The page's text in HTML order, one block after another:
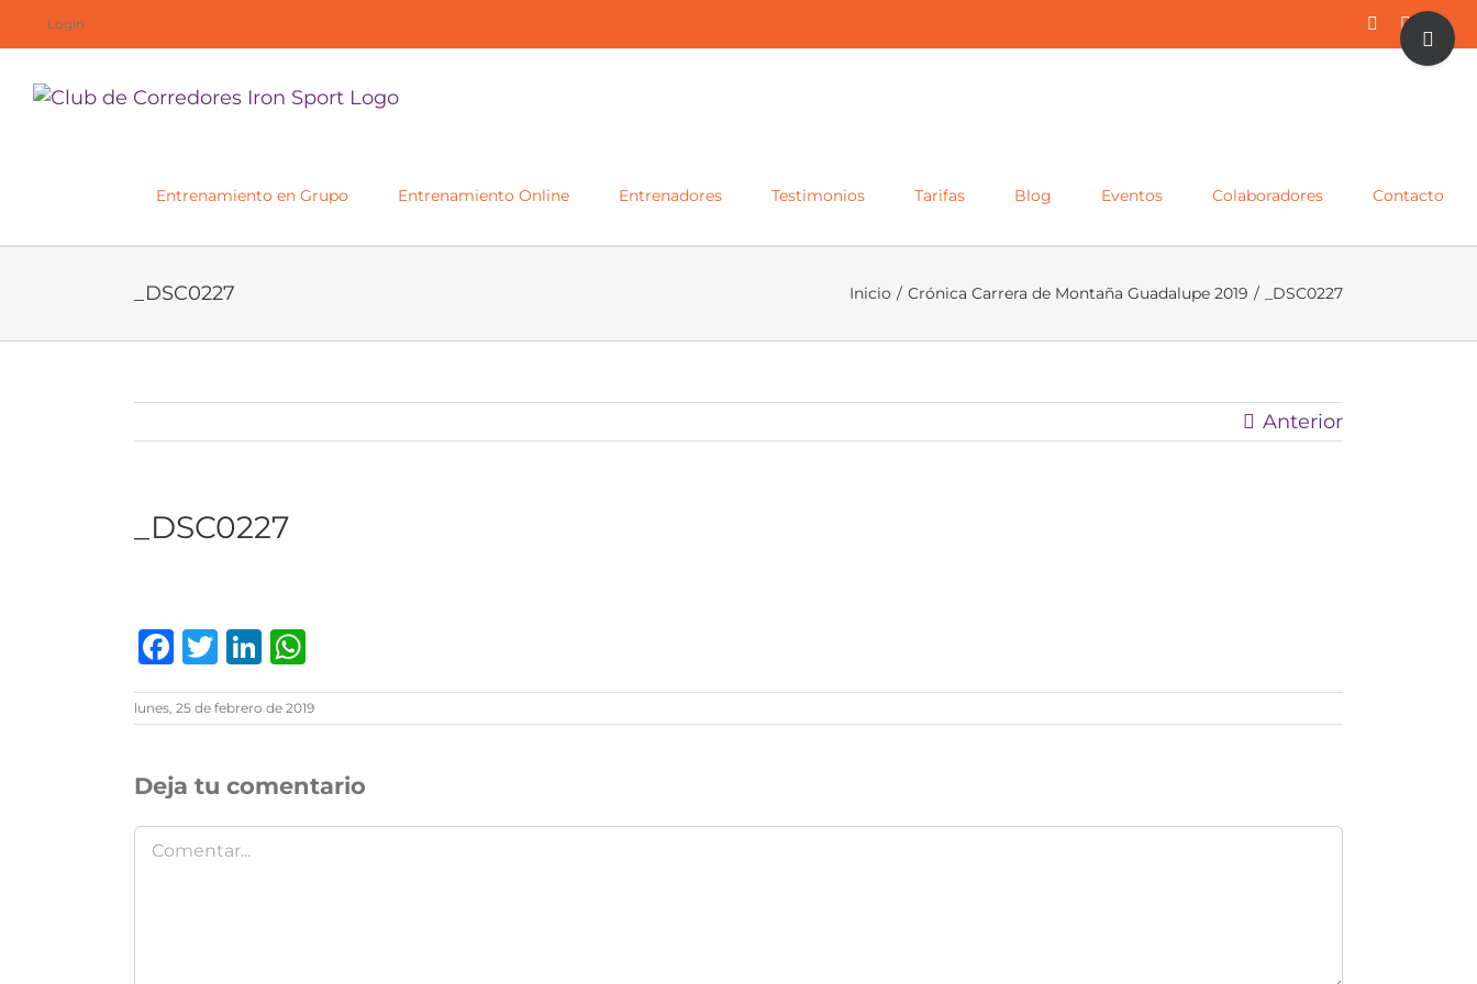
Saltar
al
Login Facebook
Twitter
Entrenamiento en Grupo Entrenamiento Online Entrenadores Testimonios Tarifas Blog Eventos Colaboradores Contacto
_DSC0227 Inicio / Crónica Carrera de Montaña Guadalupe 2019 / _DSC0227
Anterior
_DSC0227
Facebook
TwitterLinkedIn
lunes, 25 de febrero de 2019
Deja tu comentario
Comentar
Toggle
Sliding